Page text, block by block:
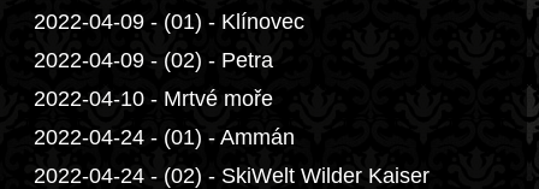
2022-04-09 - (01) - Klínovec
2022-04-09 - (02) - Petra
2022-04-10 - Mrtvé moře
2022-04-24 - (01) - Ammán
2022-04-24 - (02) - SkiWelt Wilder Kaiser